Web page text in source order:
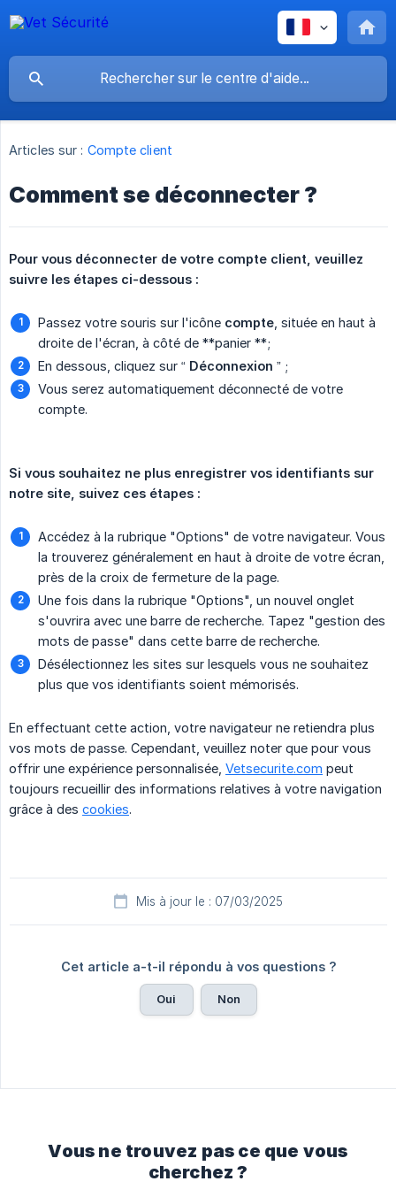
Articles sur : Compte client
Comment se déconnecter ?
Pour vous déconnecter de votre compte client, veuillez
suivre les étapes ci-dessous :
Passez votre souris sur l'icône compte , située en haut à
droite de l'écran, à côté de **panier **;
En dessous, cliquez sur “ Déconnexion ” ;
Vous serez automatiquement déconnecté de votre
compte.
Si vous souhaitez ne plus enregistrer vos identifiants sur
notre site, suivez ces étapes :
Accédez à la rubrique "Options" de votre navigateur. Vous
la trouverez généralement en haut à droite de votre écran,
près de la croix de fermeture de la page.
Une fois dans la rubrique "Options", un nouvel onglet
s'ouvrira avec une barre de recherche. Tapez "gestion des
mots de passe" dans cette barre de recherche.
Désélectionnez les sites sur lesquels vous ne souhaitez
plus que vos identifiants soient mémorisés.
En effectuant cette action, votre navigateur ne retiendra plus
vos mots de passe. Cependant, veuillez noter que pour vous
offrir une expérience personnalisée, Vetsecurite.com peut
toujours recueillir des informations relatives à votre navigation
grâce à des cookies.
Mis à jour le : 07/03/2025
Cet article a-t-il répondu à vos questions ?
Oui Non
Vous ne trouvez pas ce que vous
cherchez ?